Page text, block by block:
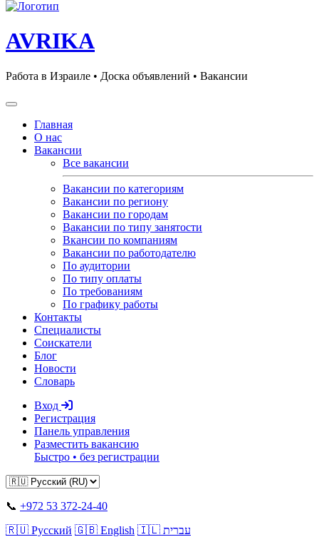
AVRIKA
Работа в Израиле • Доска объявлений • Вакансии
Главная
О нас
Вакансии
Все вакансии
Вакансии по категориям
Вакансии по региону
Вакансии по городам
Вакансии по типу занятости
Вкансии по компаниям
Вакансии по работодателю
По аудитории
По типу оплаты
По требованиям
По графику работы
Контакты
Специалисты
Соискатели
Блог
Новости
Словарь
Вход
Регистрация
Панель управления
Разместить вакансию
Быстро • без регистрации
📞 +972 53 372-24-40
🇷🇺 Русский 🇬🇧 English 🇮🇱 עברית